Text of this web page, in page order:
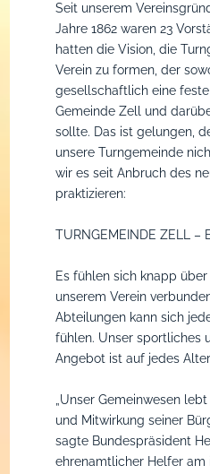
Seit unserem
Jahre 1862 waren 23
hatten die Vision, die
Verein zu formen, der
gesellschaftlich eine
Gemeinde Zell und
sollte. Das ist gelungen,
unsere Turngemeinde
wir es seit Anbruch des
praktizieren:
TURNGEMEINDE ZELL –
Es fühlen sich knapp
unserem Verein
Abteilungen kann sich
fühlen. Unser sportliches
Angebot ist auf jedes
„Unser Gemeinwesen
und Mitwirkung seiner
sagte Bundespräsident
ehrenamtlicher Helfer am